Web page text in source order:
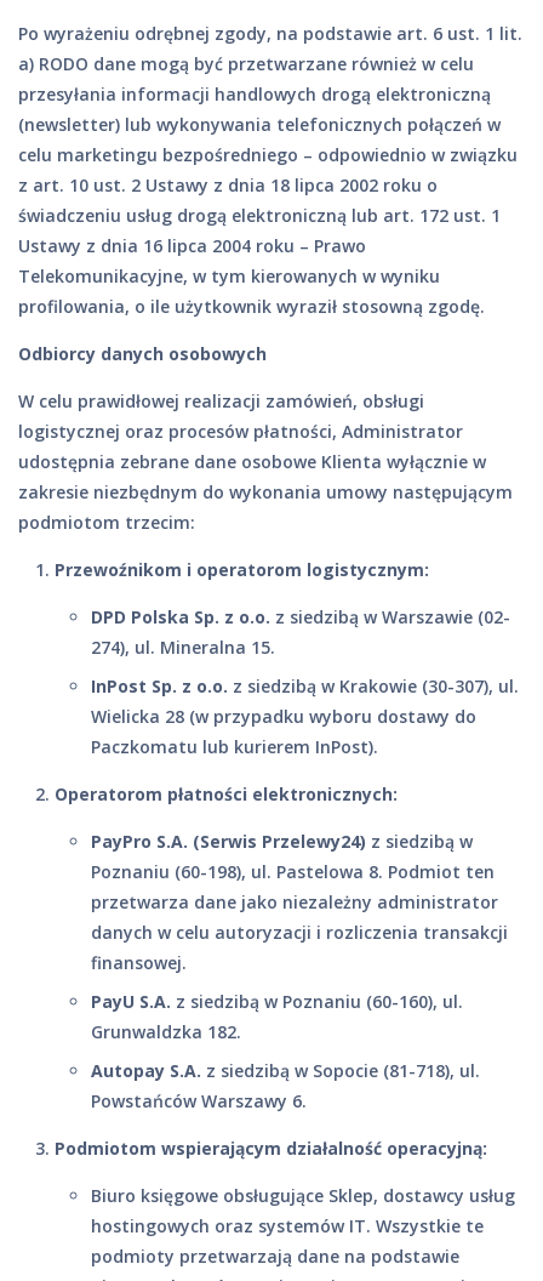
Po wyrażeniu odrębnej zgody, na podstawie art. 6 ust. 1 lit.
a) RODO dane mogą być przetwarzane również w celu
przesyłania informacji handlowych drogą elektroniczną
(newsletter) lub wykonywania telefonicznych połączeń w
celu marketingu bezpośredniego – odpowiednio w związku
z art. 10 ust. 2 Ustawy z dnia 18 lipca 2002 roku o
świadczeniu usług drogą elektroniczną lub art. 172 ust. 1
Ustawy z dnia 16 lipca 2004 roku – Prawo
Telekomunikacyjne, w tym kierowanych w wyniku
profilowania, o ile użytkownik wyraził stosowną zgodę.
Odbiorcy danych osobowych
W celu prawidłowej realizacji zamówień, obsługi
logistycznej oraz procesów płatności, Administrator
udostępnia zebrane dane osobowe Klienta wyłącznie w
zakresie niezbędnym do wykonania umowy następującym
podmiotom trzecim:
Przewoźnikom i operatorom logistycznym:
DPD Polska Sp. z o.o. z siedzibą w Warszawie (02-
274), ul. Mineralna 15.
InPost Sp. z o.o. z siedzibą w Krakowie (30-307), ul.
Wielicka 28 (w przypadku wyboru dostawy do
Paczkomatu lub kurierem InPost).
Operatorom płatności elektronicznych:
PayPro S.A. (Serwis Przelewy24) z siedzibą w
Poznaniu (60-198), ul. Pastelowa 8. Podmiot ten
przetwarza dane jako niezależny administrator
danych w celu autoryzacji i rozliczenia transakcji
finansowej.
PayU S.A. z siedzibą w Poznaniu (60-160), ul.
Grunwaldzka 182.
Autopay S.A. z siedzibą w Sopocie (81-718), ul.
Powstańców Warszawy 6.
Podmiotom wspierającym działalność operacyjną:
Biuro księgowe obsługujące Sklep, dostawcy usług
hostingowych oraz systemów IT. Wszystkie te
podmioty przetwarzają dane na podstawie